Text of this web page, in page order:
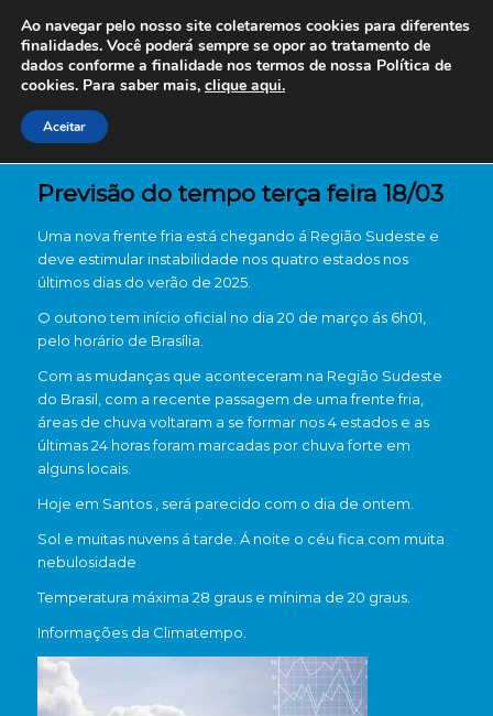
Previsão do tempo terça feira 18/03
Uma nova frente fria está chegando á Região Sudeste e
deve estimular instabilidade nos quatro estados nos
últimos dias do verão de 2025.
O outono tem início oficial no dia 20 de março ás 6h01,
pelo horário de Brasília.
Com as mudanças que aconteceram na Região Sudeste
do Brasil, com a recente passagem de uma frente fria,
áreas de chuva voltaram a se formar nos 4 estados e as
últimas 24 horas foram marcadas por chuva forte em
alguns locais.
Hoje em Santos , será parecido com o dia de ontem.
Sol e muitas nuvens á tarde. Á noite o céu fica com muita
nebulosidade
Temperatura máxima 28 graus e mínima de 20 graus.
Informações da Climatempo.
Ao navegar pelo nosso site coletaremos cookies para diferentes
finalidades. Você poderá sempre se opor ao tratamento de
dados conforme a finalidade nos termos de nossa Política de
cookies. Para saber mais, clique aqui.
Aceitar